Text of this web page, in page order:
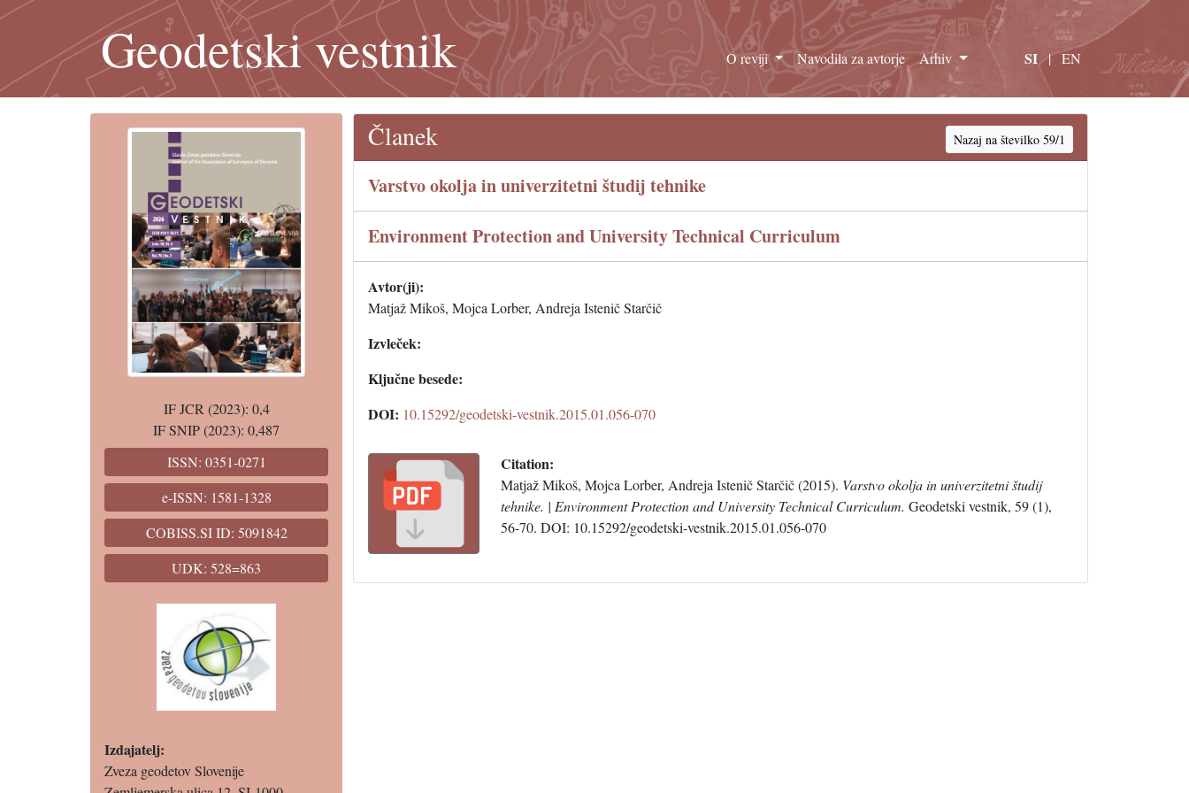
Geodetski vestnik O reviji Navodila za avtorje Arhiv SI | EN
IF JCR (2023): 0,4
IF SNIP (2023): 0,487
ISSN: 0351-0271
e-ISSN: 1581-1328
COBISS.SI ID: 5091842
UDK: 528=863
Izdajatelj:
Zveza geodetov Slovenije
Članek Nazaj na številko 59/1
Varstvo okolja in univerzitetni študij tehnike
Environment Protection and University Technical Curriculum
Avtor(ji):
Matjaž Mikoš, Mojca Lorber, Andreja Istenič Starčič
Izvleček:
Ključne besede:
DOI: 10.15292/geodetski-vestnik.2015.01.056-070
Citation:
Matjaž Mikoš, Mojca Lorber, Andreja Istenič Starčič (2015). Varstvo okolja in univerzitetni študij
tehnike. | Environment Protection and University Technical Curriculum. Geodetski vestnik, 59 (1),
56-70. DOI: 10.15292/geodetski-vestnik.2015.01.056-070